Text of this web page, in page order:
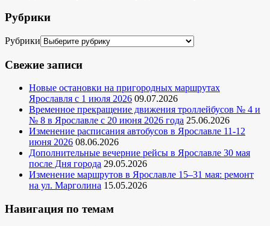
Рубрики
Рубрики
Свежие записи
Новые остановки на пригородных маршрутах
Ярославля с 1 июля 2026 09.07.2026
Временное прекращение движения троллейбусов № 4 и
№ 8 в Ярославле с 20 июня 2026 года 25.06.2026
Изменение расписания автобусов в Ярославле 11-12
июня 2026 08.06.2026
Дополнительные вечерние рейсы в Ярославле 30 мая
после Дня города 29.05.2026
Изменение маршрутов в Ярославле 15–31 мая: ремонт
на ул. Марголина 15.05.2026
Навигация по темам